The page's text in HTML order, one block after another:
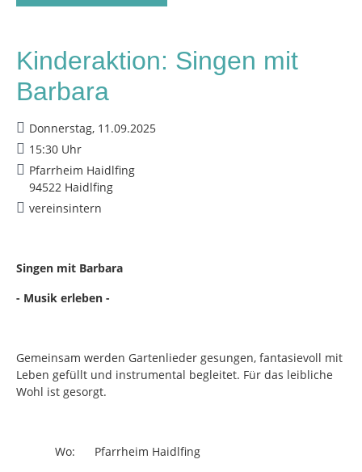
Kinderaktion: Singen mit
Barbara
Donnerstag, 11.09.2025
15:30 Uhr
Pfarrheim Haidlfing
94522 Haidlfing
vereinsintern
Singen mit Barbara
- Musik erleben -
Gemeinsam werden Gartenlieder gesungen, fantasievoll mit
Leben gefüllt und instrumental begleitet. Für das leibliche
Wohl ist gesorgt.
Wo: Pfarrheim Haidlfing